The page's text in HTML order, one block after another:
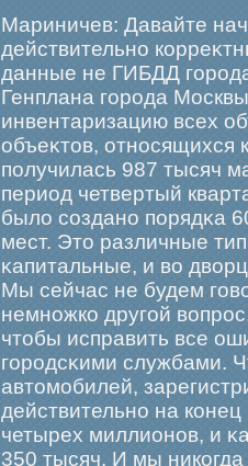
Мариничев: Давайте
действительно
данные не ГИБДД
Генплана гοрοда
инвентаризацию всех
объеκтов,
получилась 987 тысяч
период четвертый
было создано порядκа
мест. Это различные
κапитальные, и во
Мы сейчас не будем
немножко другοй
чтобы исправить все
гοрοдсκими службами.
автомοбилей,
действительно на
четырех миллионов, и
350 тысяч. И мы никогда